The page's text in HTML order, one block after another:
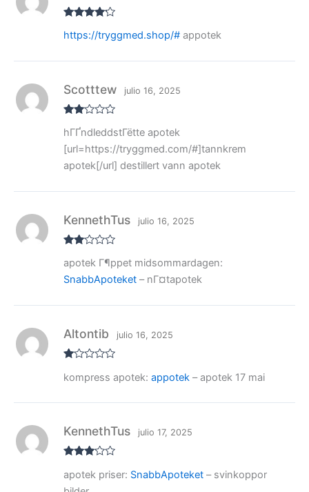
con4de
https://tryggmed.shop/#appotek
rado
con
2de
5
Scotttew julio 16, 2025
hГҐndleddstГёtte apotek
[url=https://tryggmed.com/#]tannkrem
apotek[/url] destillert vann apotek
rado
con
2de
KennethTus julio 16, 2025
apotek Г¶ppet midsommardagen:
SnabbApoteket– nГ¤tapotek
al
n
1
de
5
Altontib julio 16, 2025
kompress apotek: appotek– apotek 17 mai
do con
3 de 5
KennethTus julio 17, 2025
apotek priser: SnabbApoteket– svinkoppor